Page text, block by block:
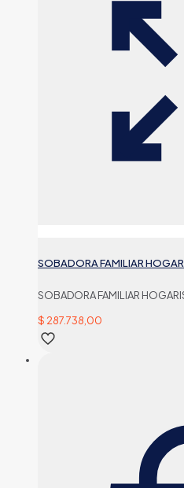
SOBADORA FAMILIAR
SOBADORA FAMILIAR
$ 287.738,00